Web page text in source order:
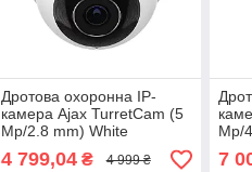
Дротова охоронна IP-
камера Ajax TurretCam (5
Mp/2.8 mm) White
(64923.197.WH1)
4 799,04₴ 4 999 ₴
Mp/
7